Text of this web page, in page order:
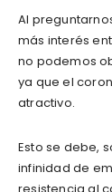
Al
más interés
no podemos
ya que el
atractivo.
Esto se debe,
infinidad de